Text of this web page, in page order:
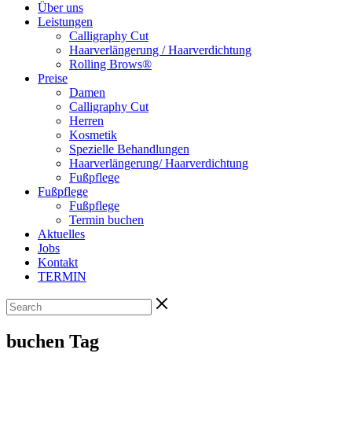
Über uns
Leistungen
Calligraphy Cut
Haarverlängerung / Haarverdichtung
Rolling Brows®
Preise
Damen
Calligraphy Cut
Herren
Kosmetik
Spezielle Behandlungen
Haarverlängerung/ Haarverdichtung
Fußpflege
Fußpflege
Fußpflege
Termin buchen
Aktuelles
Jobs
Kontakt
TERMIN
buchen Tag